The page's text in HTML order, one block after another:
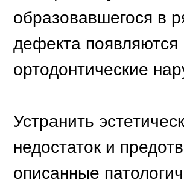
установкой искусственного
корня в освободившуюся
лунку. Такой метод в
стоматологии называют
одномоментной
зубного импланта
может проводиться сразу же
после операции. Постоянную